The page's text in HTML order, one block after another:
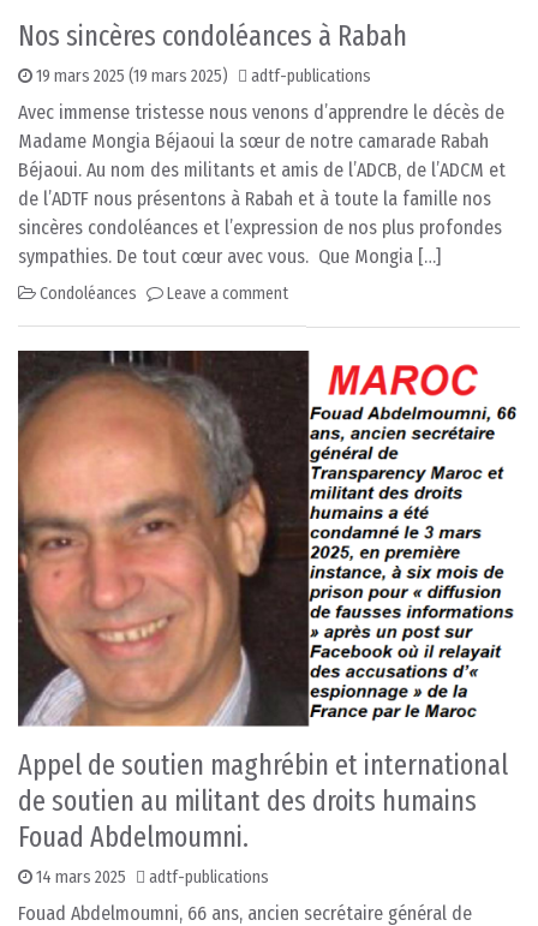
Nos sincères condoléances à Rabah
19 mars 2025 (19 mars 2025) adtf-publications
Avec immense tristesse nous venons d’apprendre le décès de
Madame Mongia Béjaoui la sœur de notre camarade Rabah
Béjaoui. Au nom des militants et amis de l’ADCB, de l’ADCM et
de l’ADTF nous présentons à Rabah et à toute la famille nos
sincères condoléances et l’expression de nos plus profondes
sympathies. De tout cœur avec vous. Que Mongia […]
Condoléances Leave a comment
Appel de soutien maghrébin et international
de soutien au militant des droits humains
Fouad Abdelmoumni.
14 mars 2025 adtf-publications
Fouad Abdelmoumni, 66 ans, ancien secrétaire général de